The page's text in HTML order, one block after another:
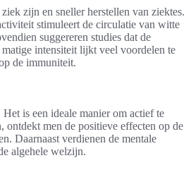
zijn en sneller herstellen van ziektes.
stimuleert de circulatie van witte
suggereren studies dat de
intensiteit lijkt veel voordelen te
de immuniteit.
is een ideale manier om actief te
ontdekt men de positieve effecten op de
Daarnaast verdienen de mentale
algehele welzijn.